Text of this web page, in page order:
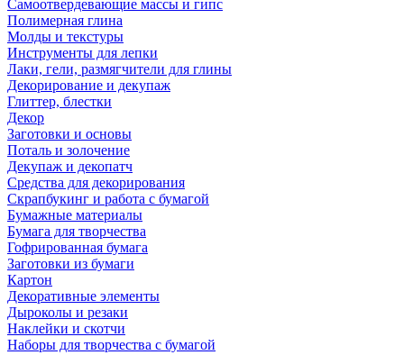
Самоотвердевающие массы и гипс
Полимерная глина
Молды и текстуры
Инструменты для лепки
Лаки, гели, размягчители для глины
Декорирование и декупаж
Глиттер, блестки
Декор
Заготовки и основы
Поталь и золочение
Декупаж и декопатч
Средства для декорирования
Скрапбукинг и работа с бумагой
Бумажные материалы
Бумага для творчества
Гофрированная бумага
Заготовки из бумаги
Картон
Декоративные элементы
Дыроколы и резаки
Наклейки и скотчи
Наборы для творчества с бумагой